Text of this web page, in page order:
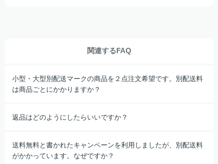
関連するFAQ
小型・大型別配送マークの商品を２点注文希望です。別配送料
は商品ごとにかかりますか？
返品はどのようにしたらいいですか？
送料無料と書かれたキャンペーンを利用しましたが、別配送料
がかかっています。なぜですか？